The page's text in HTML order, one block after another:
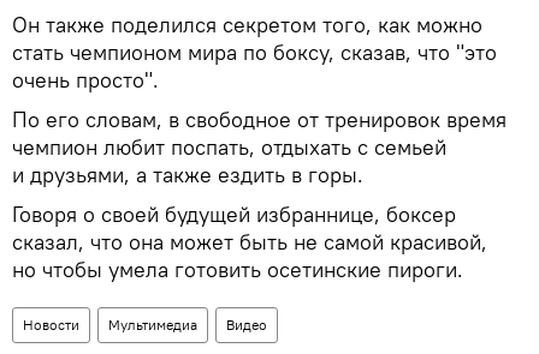
Он также поделился секретом того, как можно
стать чемпионом мира по боксу, сказав, что "это
очень просто".
По его словам, в свободное от тренировок время
чемпион любит поспать, отдыхать с семьей
и друзьями, а также ездить в горы.
Говоря о своей будущей избраннице, боксер
сказал, что она может быть не самой красивой,
но чтобы умела готовить осетинские пироги.
Новости Мультимедиа Видео